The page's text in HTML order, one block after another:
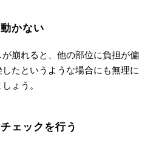
かない
崩れると、他の部位に負担が偏
たというような場合にも無理に
ょう。
ェックを行う